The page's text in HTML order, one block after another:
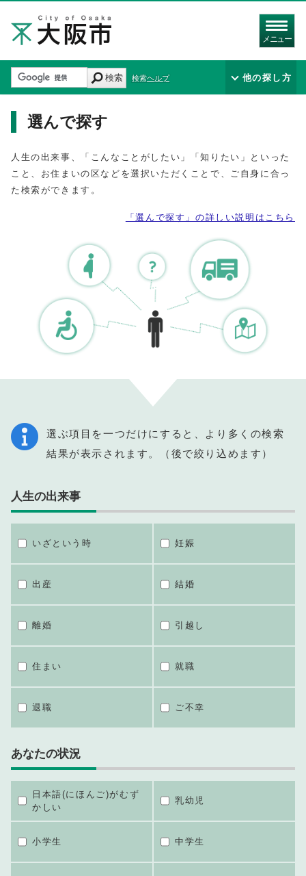
メニュー
検索 検索ヘルプ 他の探し方
選んで探す
人生の出来事、「こんなことがしたい」「知りたい」といった
こと、お住まいの区などを選択いただくことで、ご自身に合っ
た検索ができます。
「選んで探す」の詳しい説明はこちら
選ぶ項目を一つだけにすると、より多くの検索
結果が表示されます。（後で絞り込めます）
人生の出来事
いざという時 妊娠
出産 結婚
離婚 引越し
住まい 就職
退職 ご不幸
あなたの状況
日本語(にほんご)がむず
かしい
乳幼児
小学生 中学生